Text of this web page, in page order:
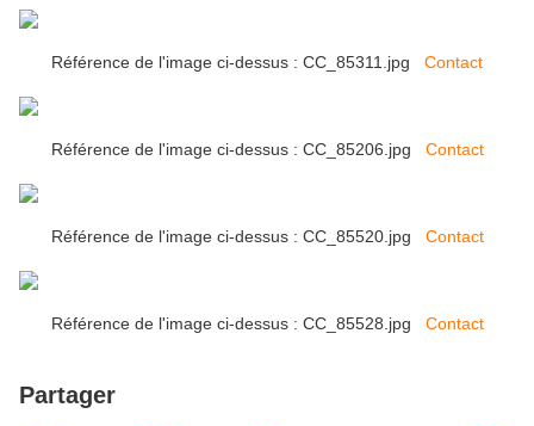
Référence de l'image ci-dessus : CC_85311.jpg Contact
Référence de l'image ci-dessus : CC_85206.jpg Contact
Référence de l'image ci-dessus : CC_85520.jpg Contact
Référence de l'image ci-dessus : CC_85528.jpg Contact
Partager